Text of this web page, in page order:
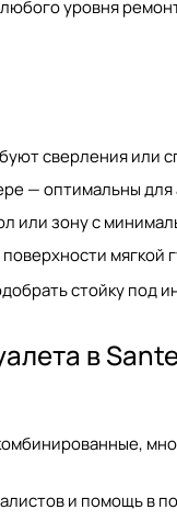
уровня
сверления или
— оптимальны
или зону с
мягкой
стойку под
в
и помощь в